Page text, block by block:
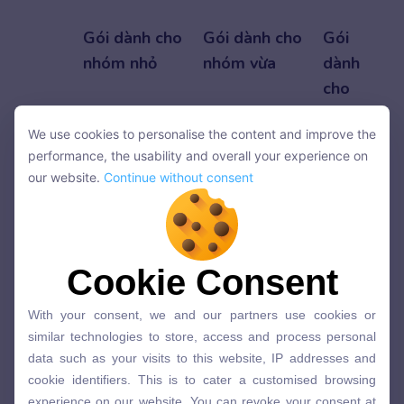
Gói dành cho
nhóm nhỏ
Gói dành cho
nhóm vừa
Gói
dành
cho
nghiệp
Số
Từ 5 đến 50
Từ 51 đến
100
chức
phù
hợp
Doanh nghiệp
nhỏ và các đội
ngũ đang
phát triển
Doanh nghiệp
vừa và các đội
ngũ đang bổ
sung nhân sự
Các tổ
chức và
doanh
nghiệp
We use cookies to personalise the content and improve the
performance, the usability and overall your experience on
Continue without consent
Cookie Consent
similar technologies to store, access and process personal
data such as your visits to this website, IP addresses and
cookie identifiers. This is to cater a customised browsing
experience on our website. You can revoke your consent at
We use cookies to personalise the content and improve the
performance, the usability and overall your experience on
our website. Continue without consent
Cookie Consent
With your consent, we and our partners use cookies or
similar technologies to store, access and process personal
data such as your visits to this website, IP addresses and
cookie identifiers. This is to cater a customised browsing
experience on our website. You can revoke your consent at